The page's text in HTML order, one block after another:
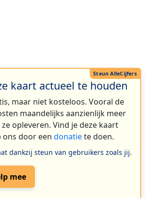
kaart actueel te houden
maar niet kosteloos. Vooral de
maandelijks aanzienlijk meer
opleveren. Vind je deze kaart
ons door een donatiete doen.
dankzij steun van gebruikers zoals jij.
mee